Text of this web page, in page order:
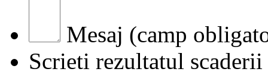
Mesaj (camp
Scrieti rezultatul scaderii